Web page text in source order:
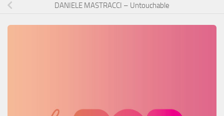
DANIELE MASTRACCI – Untouchable